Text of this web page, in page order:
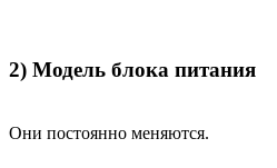
2) Модель блока питания
Они постоянно меняются.